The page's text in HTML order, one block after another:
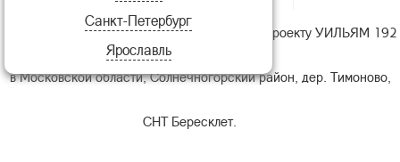
Санкт-Петербург
Ярославль
Строительство дома из СИП панелей по проекту УИЛЬЯМ 192
в Московской области, Солнечногорский район, дер. Тимоново,
СНТ Бересклет.